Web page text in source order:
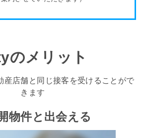
のメリット
産店舗と同じ接客を受けることがで
きます
物件と出会える